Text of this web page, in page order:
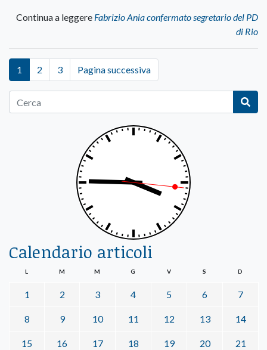
Continua a leggere Fabrizio Ania confermato segretario del PD
di Rio
1 2 3 Pagina successiva
Calendario articoli
L M M G V S D
1 2 3 4 5 6 7
8 9 10 11 12 13 14
15 16 17 18 19 20 21